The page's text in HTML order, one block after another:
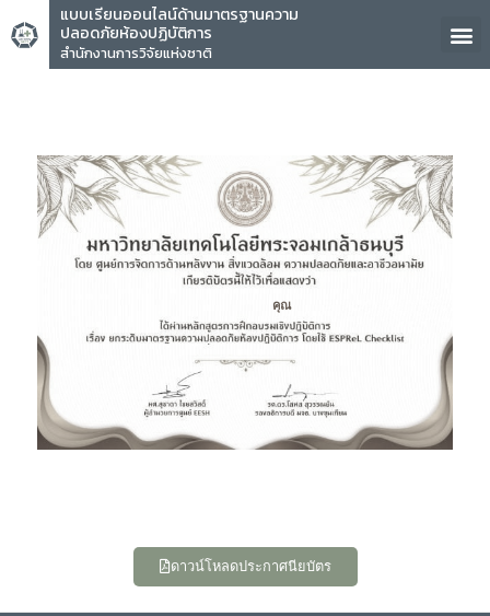
แบบเรียนออนไลน์ด้านมาตรฐานความ
ปลอดภัยห้องปฏิบัติการ
สำนักงานการวิจัยแห่งชาติ
คุณ
ดาวน์โหลดประกาศนียบัตร